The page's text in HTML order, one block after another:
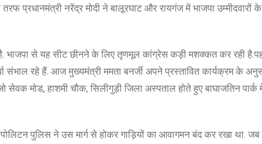
प्रधानमंत्री नरेंद्र मोदी ने बालूरघाट और रायगंज में भाजपा उम्मीदवारों
भाजपा से यह सीट छीनने के लिए तृणमूल कांग्रेस कड़ी मशक्कत कर रही
रहे हैं. आज मुख्यमंत्री ममता बनर्जी अपने प्रस्तावित कार्यक्रम के
मोड, हाशमी चौक, सिलीगुड़ी जिला अस्पताल होते हुए बाघाजतिन पार्क
पुलिस ने उस मार्ग से होकर गाड़ियों का आवागमन बंद कर रखा था.